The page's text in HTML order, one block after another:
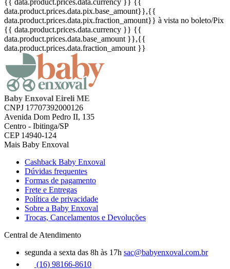
data.product.prices.data.pix.base_amount}},{{
data.product.prices.data.pix.fraction_amount}} à vista no boleto/Pix
{{ data.product.prices.data.currency }} {{
data.product.prices.data.base_amount }},{{
data.product.prices.data.fraction_amount }}
Baby Enxoval Eireli ME
CNPJ 17707392000126
Avenida Dom Pedro II, 135
Centro - Ibitinga/SP
CEP 14940-124
Mais Baby Enxoval
Cashback Baby Enxoval
Dúvidas frequentes
Formas de pagamento
Frete e Entregas
Política de privacidade
Sobre a Baby Enxoval
Trocas, Cancelamentos e Devoluções
Central de Atendimento
segunda a sexta das 8h às 17h sac@babyenxoval.com.br
(16) 98166-8610